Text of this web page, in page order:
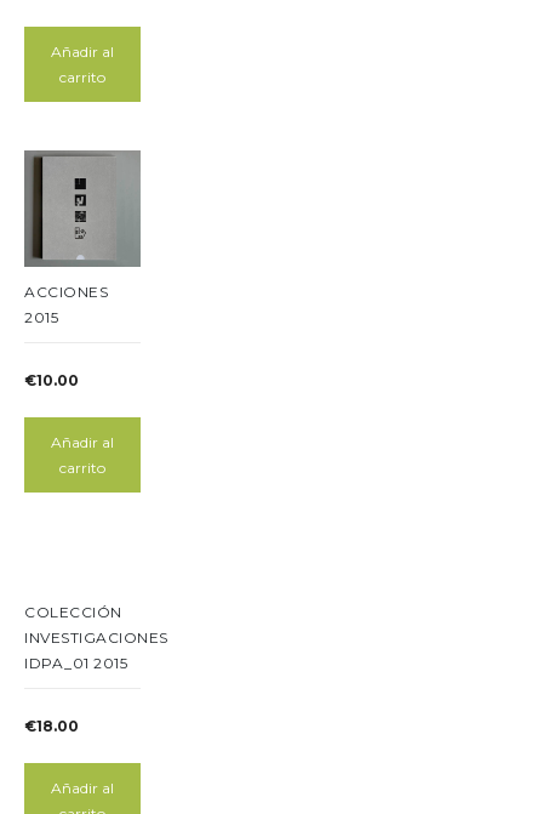
Añadir al
carrito
ACCIONES
2015
€10.00
Añadir al
carrito
COLECCIÓN
INVESTIGACIONES
IDPA_01 2015
€18.00
Añadir al